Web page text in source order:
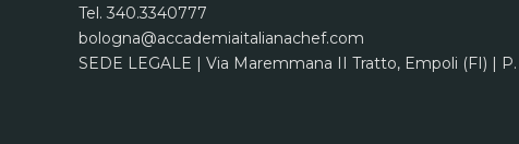
Tel. 340.3340777
bologna@accademiaitalianachef.com
SEDE LEGALE | Via Maremmana II Tratto, Empoli (FI) |